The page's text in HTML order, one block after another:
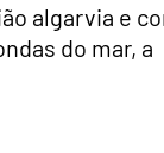
algarvia e
do mar, a